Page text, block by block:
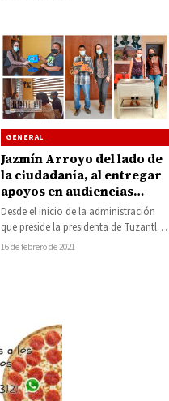
GENERAL
Jazmín Arroyo del lado de
la ciudadanía, al entregar
apoyos en audiencias
ciudadanas
Desde el inicio de la administración
que preside la presidenta de Tuzantla
Jazmín Arroyo Martínez, la cercanía
16 de febrero de 2021